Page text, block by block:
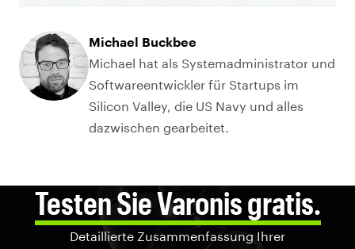
Michael Buckbee
Michael hat als Systemadministrator und
Softwareentwickler für Startups im
Silicon Valley, die US Navy und alles
dazwischen gearbeitet.
Testen Sie Varonis gratis.
Detaillierte Zusammenfassung Ihrer